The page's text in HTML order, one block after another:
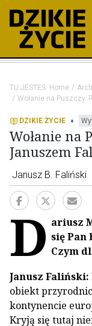
TU JESTEŚ: Home
Wołanie na Puszczy.
DZIKIE ŻYCIE •
Wołanie na
Januszem
Janusz B. Faliński
D ariusz
się Pan
Czym
Janusz Faliński:
obiekt
kontynencie
Kryją się tutaj